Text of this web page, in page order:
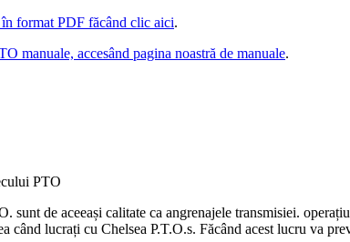
format PDF făcând clic aici.
manuale, accesând pagina noastră de manuale.
de aceeași calitate ca angrenajele transmisiei.
lucrați cu Chelsea P.T.O.s. Făcând acest lucru va